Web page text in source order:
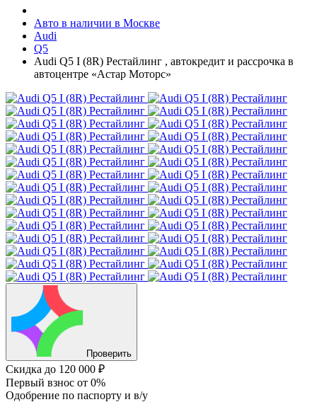
Авто в наличии в Москве
Audi
Q5
Audi Q5 I (8R) Рестайлинг , автокредит и рассрочка в
автоцентре «Астар Моторс»
Проверить
Скидка до 120 000 ₽
Первый взнос от 0%
Одобрение по паспорту и в/у